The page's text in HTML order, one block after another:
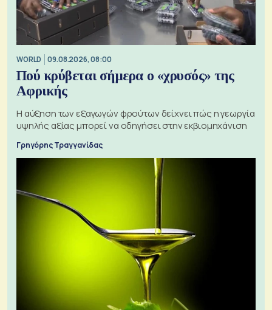
WORLD 09.08.2026, 08:00
Πού κρύβεται σήμερα ο «χρυσός» της
Αφρικής
Η αύξηση των εξαγωγών φρούτων δείχνει πώς η γεωργία
υψηλής αξίας μπορεί να οδηγήσει στην εκβιομηχάνιση
Γρηγόρης Τραγγανίδας